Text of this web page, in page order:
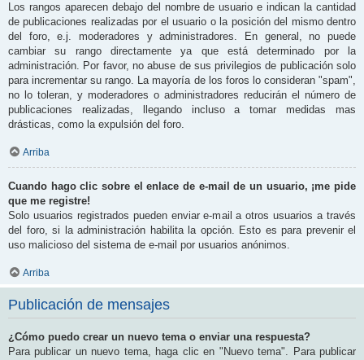
Los rangos aparecen debajo del nombre de usuario e indican la cantidad
de publicaciones realizadas por el usuario o la posición del mismo dentro
del foro, e.j. moderadores y administradores. En general, no puede
cambiar su rango directamente ya que está determinado por la
administración. Por favor, no abuse de sus privilegios de publicación solo
para incrementar su rango. La mayoría de los foros lo consideran "spam",
no lo toleran, y moderadores o administradores reducirán el número de
publicaciones realizadas, llegando incluso a tomar medidas mas
drásticas, como la expulsión del foro.
Arriba
Cuando hago clic sobre el enlace de e-mail de un usuario, ¡me pide
que me registre!
Solo usuarios registrados pueden enviar e-mail a otros usuarios a través
del foro, si la administración habilita la opción. Esto es para prevenir el
uso malicioso del sistema de e-mail por usuarios anónimos.
Arriba
Publicación de mensajes
¿Cómo puedo crear un nuevo tema o enviar una respuesta?
Para publicar un nuevo tema, haga clic en "Nuevo tema". Para publicar